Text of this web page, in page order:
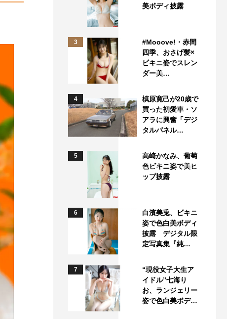
美ボディ披露
3
#Mooove!・赤間
四季、おさげ髪×
ビキニ姿でスレン
ダー美…
4
槙原寛己が20歳で
買った初愛車・ソ
アラに興奮「デジ
タルパネル…
5
高崎かなみ、葡萄
色ビキニ姿で美ヒ
ップ披露
6
白濱美兎、ビキニ
姿で色白美ボディ
披露 デジタル限
定写真集『純…
7
“現役女子大生ア
イドル”七海り
お、ランジェリー
姿で色白美ボデ…